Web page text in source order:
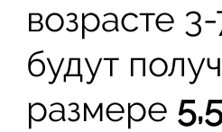
возрасте
будут
размере